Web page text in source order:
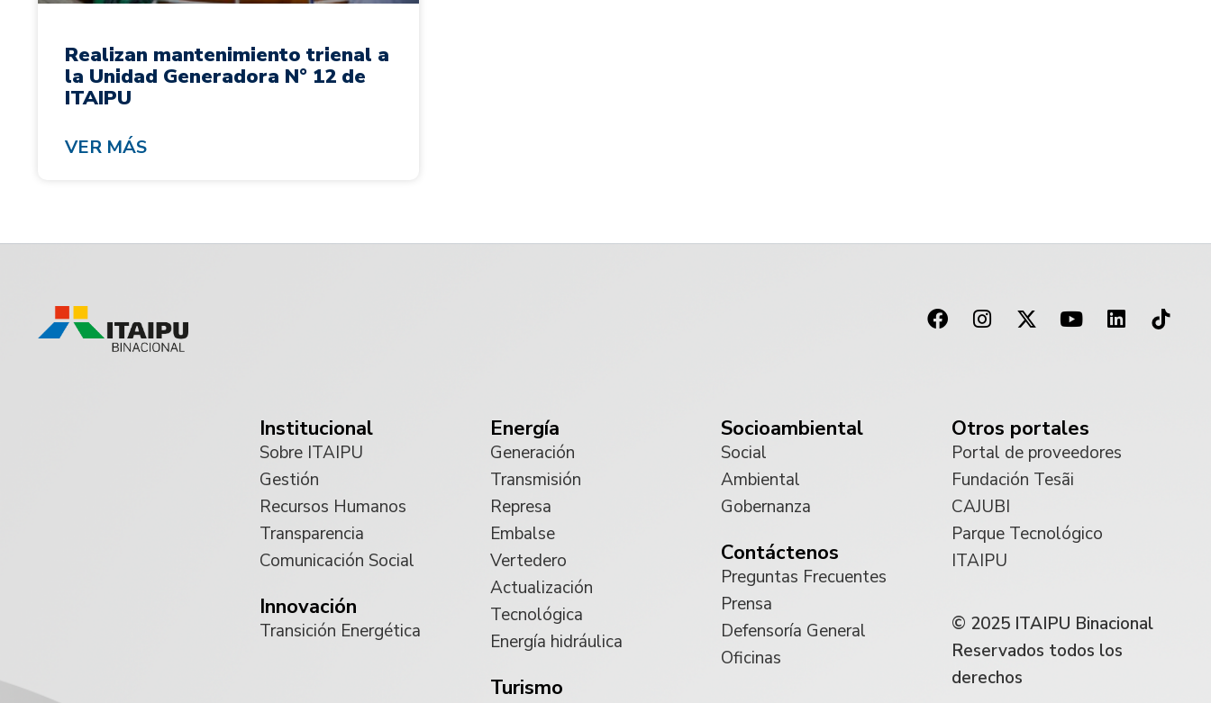
Realizan mantenimiento trienal a
la Unidad Generadora N° 12 de
ITAIPU
VER MÁS
Institucional
Sobre ITAIPU
Gestión
Recursos Humanos
Transparencia
Comunicación Social
Innovación
Transición Energética
Energía
Generación
Transmisión
Represa
Embalse
Vertedero
Actualización
Tecnológica
Energía hidráulica
Turismo
Socioambiental
Social
Ambiental
Gobernanza
Contáctenos
Preguntas Frecuentes
Prensa
Defensoría General
Oficinas
Otros portales
Portal de proveedores
Fundación Tesãi
CAJUBI
Parque Tecnológico
ITAIPU
© 2025 ITAIPU Binacional
Reservados todos los
derechos